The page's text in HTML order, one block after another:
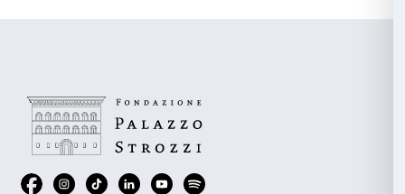
– Strumenti di segnalazione
che permettono agli utenti e agli amministratori di
contenuti inappropriati, questi strumenti sono un
essenziale per identificare violazioni;